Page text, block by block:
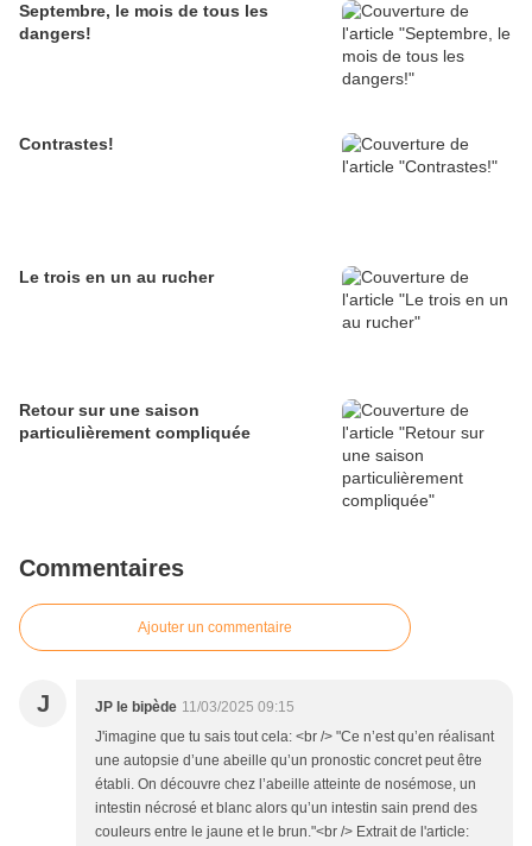
Septembre, le mois de tous les
dangers!
Contrastes!
Le trois en un au rucher
Retour sur une saison
particulièrement compliquée
Commentaires
Ajouter un commentaire
J JP le bipède 11/03/2025 09:15
J'imagine que tu sais tout cela: <br /> "Ce n’est qu’en réalisant
une autopsie d’une abeille qu’un pronostic concret peut être
établi. On découvre chez l’abeille atteinte de nosémose, un
intestin nécrosé et blanc alors qu’un intestin sain prend des
couleurs entre le jaune et le brun."<br /> Extrait de l'article: